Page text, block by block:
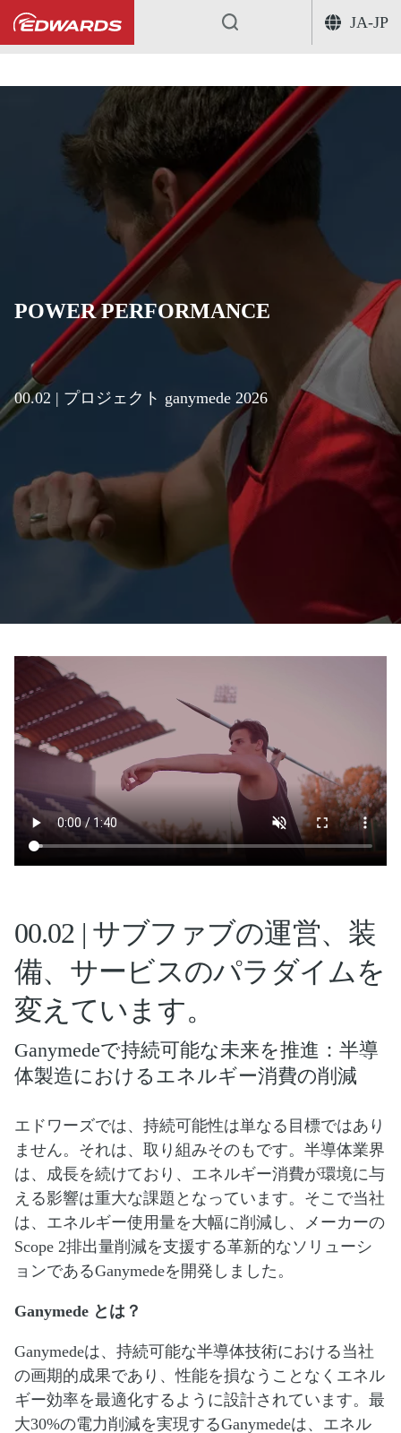
JA-JP
...
POWER PERFORMANCE
00.02 | プロジェクト ganymede 2026
00.02 | サブファブの運営、装
備、サービスのパラダイムを
変えています。
Ganymedeで持続可能な未来を推進：半導
体製造におけるエネルギー消費の削減
エドワーズでは、持続可能性は単なる目標ではあり
ません。それは、取り組みそのもです。半導体業界
は、成長を続けており、エネルギー消費が環境に与
える影響は重大な課題となっています。そこで当社
は、エネルギー使用量を大幅に削減し、メーカーの
Scope 2排出量削減を支援する革新的なソリューシ
ョンであるGanymedeを開発しました。
Ganymede とは？
Ganymedeは、持続可能な半導体技術における当社
の画期的成果であり、性能を損なうことなくエネル
ギー効率を最適化するように設計されています。最
大30%の電力削減を実現するGanymedeは、エネル